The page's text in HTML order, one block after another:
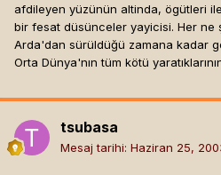
afdileyen yüzünün altinda, ögütleri
bir fesat düsünceler yayicisi. Her ne
Arda'dan sürüldüğü zamana kadar
Orta Dünya'nın tüm kötü
tsubasa
Mesaj tarihi: Haziran 25,